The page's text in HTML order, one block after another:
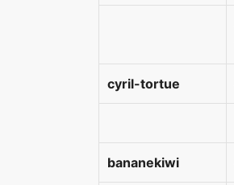
cyril-tortue
bananekiwi